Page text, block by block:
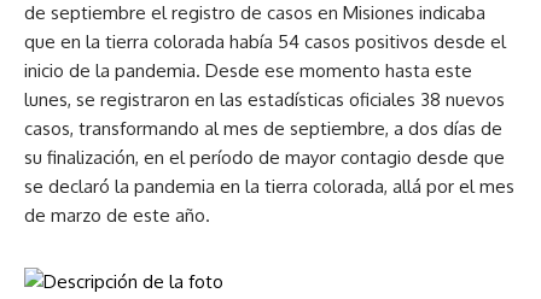
de septiembre el registro de casos en Misiones indicaba
que en la tierra colorada había 54 casos positivos desde el
inicio de la pandemia. Desde ese momento hasta este
lunes, se registraron en las estadísticas oficiales 38 nuevos
casos, transformando al mes de septiembre, a dos días de
su finalización, en el período de mayor contagio desde que
se declaró la pandemia en la tierra colorada, allá por el mes
de marzo de este año.